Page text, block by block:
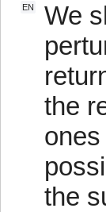
EN
We
the
the